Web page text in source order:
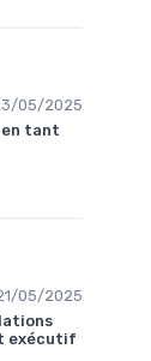
05/2025
tant
05/2025
exécutif